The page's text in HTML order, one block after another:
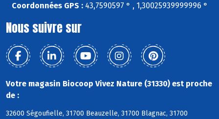
Coordonnées GPS :43,7590597 ° , 1,30025939999996 °
Nous suivre sur
Votre magasin Biocoop Vivez Nature (31330) est proche
de :
32600 Ségoufielle, 31700 Beauzelle, 31700 Blagnac, 31700